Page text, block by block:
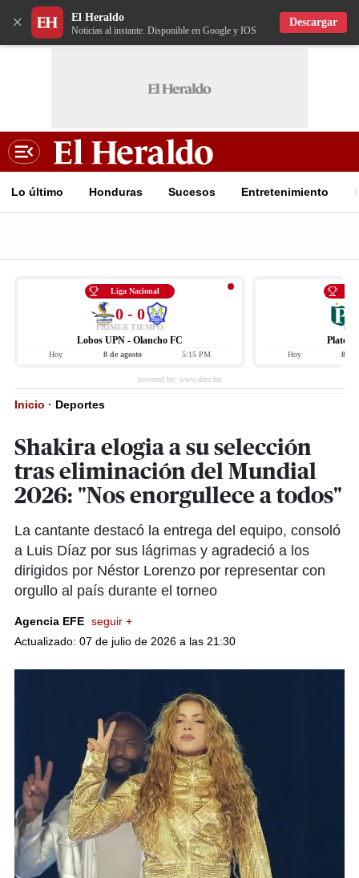
× El Heraldo
Noticias al instante. Disponible en Google y IOS
Descargar
Lo último Honduras Sucesos Entretenimiento
Liga Nacional
0 - 0
PRIMER TIEMPO
Lobos UPN - Olancho FC
Hoy 8 de agosto 5:15 PM Hoy 8 de
Inicio · Deportes
Shakira elogia a su selección
tras eliminación del Mundial
2026: "Nos enorgullece a todos"
La cantante destacó la entrega del equipo, consoló
a Luis Díaz por sus lágrimas y agradeció a los
dirigidos por Néstor Lorenzo por representar con
orgullo al país durante el torneo
Agencia EFE seguir +
Actualizado: 07 de julio de 2026 a las 21:30